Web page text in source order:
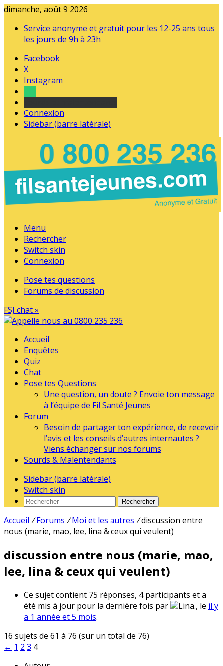
dimanche, août 9 2026
Service anonyme et gratuit pour les 12-25 ans tous
les jours de 9h à 23h
Facebook
X
Instagram
Connexion
Sidebar (barre latérale)
Menu
Rechercher
Switch skin
Connexion
Pose tes questions
Forums de discussion
FSJ chat »
Accueil
Enquêtes
Quiz
Chat
Pose tes Questions
Une question, un doute ? Envoie ton message
à l’équipe de Fil Santé Jeunes
Forum
Besoin de partager ton expérience, de recevoir
l’avis et les conseils d’autres internautes ?
Viens échanger sur nos forums
Sourds & Malentendants
Sidebar (barre latérale)
Switch skin
Rechercher
Accueil / Forums / Moi et les autres /discussion entre
nous (marie, mao, lee, lina & ceux qui veulent)
discussion entre nous (marie, mao,
lee, lina & ceux qui veulent)
Ce sujet contient 75 réponses, 4 participants et a
été mis à jour pour la dernière fois par
Lina., le il y
a 1 année et 5 mois.
16 sujets de 61 à 76 (sur un total de 76)
← 1 2 3 4